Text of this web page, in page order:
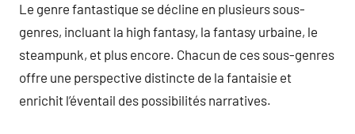
Le genre fantastique se décline en plusieurs sous-
genres, incluant la high fantasy, la fantasy urbaine, le
steampunk, et plus encore. Chacun de ces sous-genres
offre une perspective distincte de la fantaisie et
enrichit l’éventail des possibilités narratives.